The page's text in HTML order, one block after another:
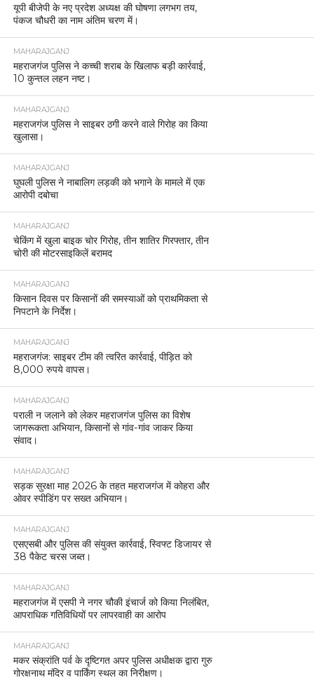
यूपी बीजेपी के नए प्रदेश अध्यक्ष की घोषणा लगभग तय,
पंकज चौधरी का नाम अंतिम चरण में।
MAHARAJGANJ
महराजगंज पुलिस ने कच्ची शराब के खिलाफ बड़ी कार्रवाई,
10 कुन्तल लहन नष्ट।
MAHARAJGANJ
महराजगंज पुलिस ने साइबर ठगी करने वाले गिरोह का किया
खुलासा।
MAHARAJGANJ
घुघली पुलिस ने नाबालिग लड़की को भगाने के मामले में एक
आरोपी दबोचा
MAHARAJGANJ
चेकिंग में खुला बाइक चोर गिरोह, तीन शातिर गिरफ्तार, तीन
चोरी की मोटरसाइकिलें बरामद
MAHARAJGANJ
किसान दिवस पर किसानों की समस्याओं को प्राथमिकता से
निपटाने के निर्देश।
MAHARAJGANJ
महराजगंज: साइबर टीम की त्वरित कार्रवाई, पीड़ित को
8,000 रुपये वापस।
MAHARAJGANJ
पराली न जलाने को लेकर महराजगंज पुलिस का विशेष
जागरूकता अभियान, किसानों से गांव-गांव जाकर किया
संवाद।
MAHARAJGANJ
सड़क सुरक्षा माह 2026 के तहत महराजगंज में कोहरा और
ओवर स्पीडिंग पर सख्त अभियान।
MAHARAJGANJ
एसएसबी और पुलिस की संयुक्त कार्रवाई, स्विफ्ट डिजायर से
38 पैकेट चरस जब्त।
MAHARAJGANJ
महराजगंज में एसपी ने नगर चौकी इंचार्ज को किया निलंबित,
आपराधिक गतिविधियों पर लापरवाही का आरोप
MAHARAJGANJ
मकर संक्रांति पर्व के दृष्टिगत अपर पुलिस अधीक्षक द्वारा गुरु
गोरक्षनाथ मंदिर व पार्किंग स्थल का निरीक्षण।